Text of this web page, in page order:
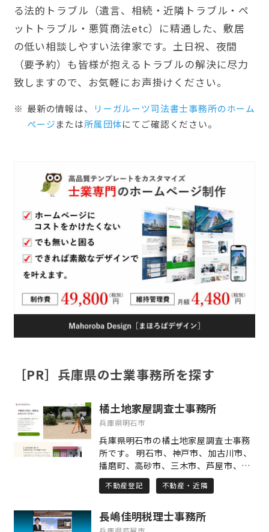
る法的トラブル（遺言、相続・近隣トラブル・ペ
ットトラブル・悪質商法etc）に精通した、敷居
の低い相談しやすい法律家です。土日祝、夜間
（要予約）も皆様が抱えるトラブルの解決に尽力
致しますので、お気軽にお声掛けください。
最新の情報は、
リーガルーツ司法書士事務所のホーム
ぺージまたは所属団体にてご確認ください。
［PR］兵庫県の士業事務所を探す
橘土地家屋調査士事務所
兵庫県明石市
兵庫県明石市の橘土地家屋調査士事務
所です。 明石市、神戸市、加古川市、
播磨町、高砂市、三木市、芦屋市、西
宮市など、主に兵庫県の土地・建物の
登記・測量業務を行っております。 当
す。 相続した建物が登記されていなか
った場合や増築されていた場合、相続
不動産登記 不動産・近隣
長嶋佳明税理士事務所